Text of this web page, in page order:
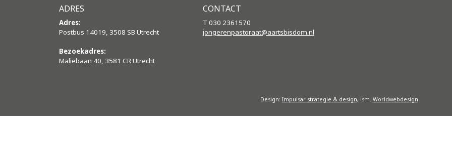
ADRES
Adres:
Postbus 14019, 3508 SB Utrecht
Bezoekadres:
Maliebaan 40, 3581 CR Utrecht
CONTACT
T 030 2361570
jongerenpastoraat@aartsbisdom.nl
Design: Impulsar strategie & design, ism. Worldwebdesign